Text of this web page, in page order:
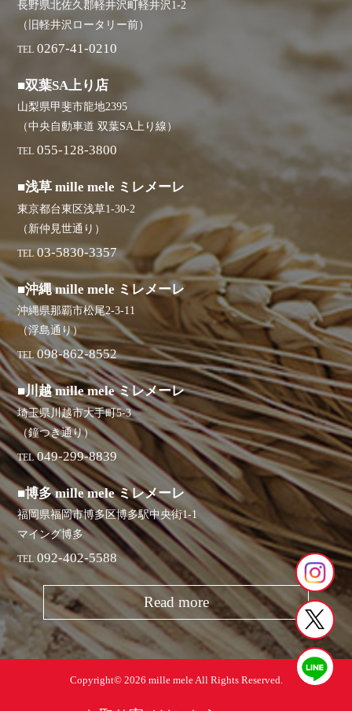
長野県北佐久郡軽井沢町軽井沢1-2
（旧軽井沢ロータリー前）
TEL 0267-41-0210
■双葉SA上り店
山梨県甲斐市龍地2395
（中央自動車道 双葉SA上り線）
TEL 055-128-3800
■浅草 mille mele ミレメーレ
東京都台東区浅草1-30-2
（新仲見世通り）
TEL 03-5830-3357
■沖縄 mille mele ミレメーレ
沖縄県那覇市松尾2-3-11
（浮島通り）
TEL 098-862-8552
■川越 mille mele ミレメーレ
埼玉県川越市大手町5-3
（鐘つき通り）
TEL 049-299-8839
■博多 mille mele ミレメーレ
福岡県福岡市博多区博多駅中央街1-1
マイング博多
TEL 092-402-5588
Read more
Copyright© 2026 mille mele All Rights Reserved.